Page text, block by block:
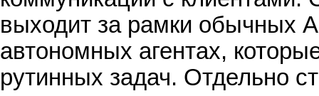
выходит за рамки обычных
автономных агентах,
рутинных задач. Отдельно